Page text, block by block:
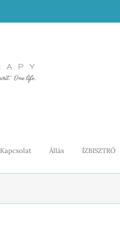
Kapcsolat Állás ÍZBISZTRÓ